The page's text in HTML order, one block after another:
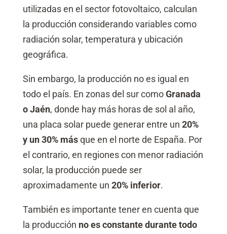
utilizadas en el sector fotovoltaico, calculan
la producción considerando variables como
radiación solar, temperatura y ubicación
geográfica.
Sin embargo, la producción no es igual en
todo el país. En zonas del sur comoGranada
o Jaén, donde hay más horas de sol al año,
una placa solar puede generar entre un 20%
y un 30% másque en el norte de España. Por
el contrario, en regiones con menor radiación
solar, la producción puede ser
aproximadamente un 20% inferior.
También es importante tener en cuenta que
la producción no es constante durante todo